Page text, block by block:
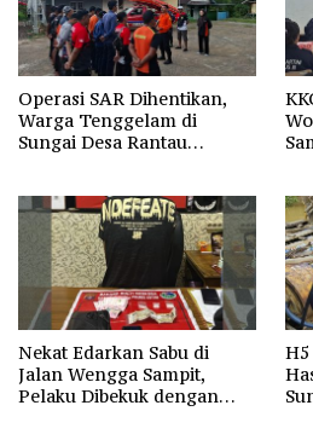
Operasi SAR Dihentikan,
Warga Tenggelam di
Sungai Desa Rantau
Nekat Edarkan Sabu di
Jalan Wengga Sampit,
Pelaku Dibekuk dengan